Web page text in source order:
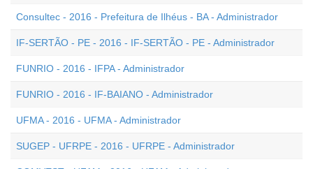
Consultec - 2016 - Prefeitura de Ilhéus - BA - Administrador
IF-SERTÃO - PE - 2016 - IF-SERTÃO - PE - Administrador
FUNRIO - 2016 - IFPA - Administrador
FUNRIO - 2016 - IF-BAIANO - Administrador
UFMA - 2016 - UFMA - Administrador
SUGEP - UFRPE - 2016 - UFRPE - Administrador